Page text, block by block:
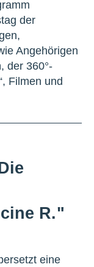
der
Angehörigen
der 360°-
Filmen und
R."
eine